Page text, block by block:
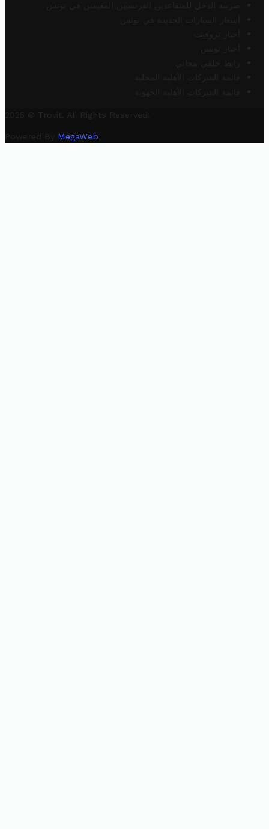
ضريبة الدخل للمتقاعدين الفرنسيين المقيمين في تونس
أسعار السيارات الجديدة في تونس
أخبار تروفيت
أخبار تونس
رابط خلفي مجاني
قائمة الشركات الأهلية المحلية
قائمة الشركات الأهلية الجهوية
2025 © Trovit. All Rights Reserved.
Powered By MegaWeb